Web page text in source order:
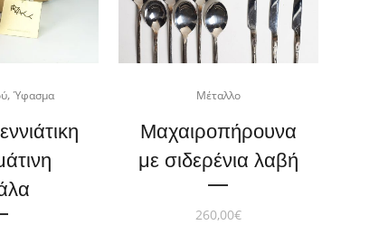
, Ύφασμα Μέταλλο
Μαχαιροπήρουνα
με σιδερένια λαβή
260,00€